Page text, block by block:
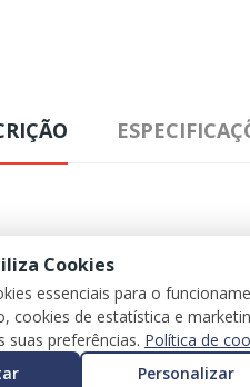
Cookies
essenciais para o
cookies de estatística e
suas preferências. Política de
Personalizar